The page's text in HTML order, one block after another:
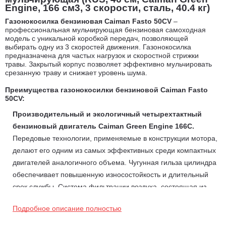
Engine, 166 см3, 3 скорости, сталь, 40.4 кг)
Газонокосилка бензиновая Caiman Fasto 50CV –
профессиональная мульчирующая бензиновая самоходная
модель с уникальной коробкой передач, позволяющей
выбирать одну из 3 скоростей движения. Газонокосилка
предназначена для частых нагрузок и скоростной стрижки
травы. Закрытый корпус позволяет эффективно мульчировать
срезанную траву и снижает уровень шума.
Преимущества газонокосилки бензиновой Caiman Fasto
50CV:
Производительный и экологичный четырехтактный
бензиновый двигатель Caiman Green Engine 166С.
Передовые технологии, применяемые в конструкции мотора,
делают его одним из самых эффективных среди компактных
двигателей аналогичного объема. Чугунная гильза цилиндра
обеспечивает повышенную износостойкость и длительный
срок службы. Система фильтрации воздуха, состоящая из
эффективно защищает двигатель от попадания внутрь
Подробное описание полностью